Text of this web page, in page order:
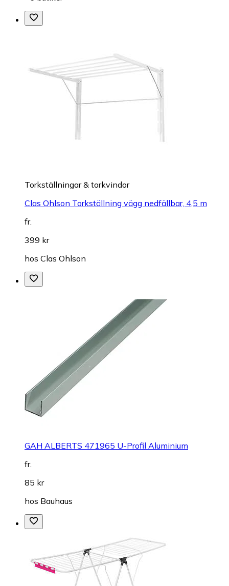
Torkställningar & torkvindor
Clas Ohlson Torkställning vägg nedfällbar, 4,5 m
fr.
399 kr
hos Clas Ohlson
GAH ALBERTS 471965 U-Profil Aluminium
fr.
85 kr
hos Bauhaus